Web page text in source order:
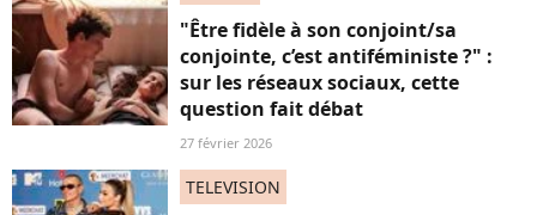
"Être fidèle à son conjoint/sa
conjointe, c’est antiféministe ?" :
sur les réseaux sociaux, cette
question fait débat
27 février 2026
TELEVISION